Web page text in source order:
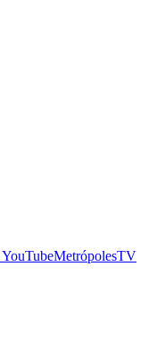
YouTubeMetrópolesTV